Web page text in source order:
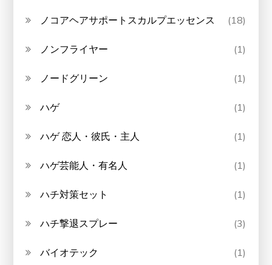
ノコアヘアサポートスカルプエッセンス (18)
ノンフライヤー (1)
ノードグリーン (1)
ハゲ (1)
ハゲ 恋人・彼氏・主人 (1)
ハゲ芸能人・有名人 (1)
ハチ対策セット (1)
ハチ撃退スプレー (3)
バイオテック (1)